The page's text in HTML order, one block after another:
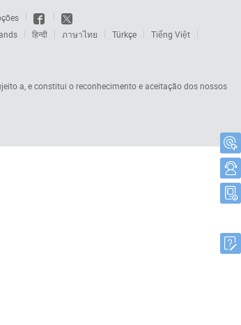
हिन्दी ภาษาไทย Türkçe
Tiếng Việt
a, e constitui o reconhecimento e aceitação dos nossos